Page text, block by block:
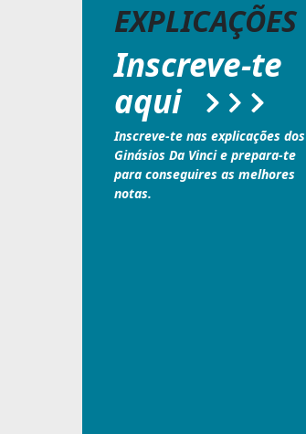
EXPLICAÇÕES
Inscreve-te
aqui
Inscreve-te nas explicações dos
Ginásios Da Vinci e prepara-te
para conseguires as melhores
notas.